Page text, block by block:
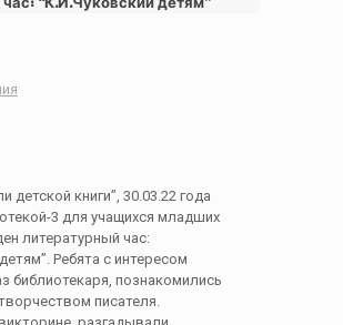
детской книги”, 30.03.22 года
3 для учащихся младших
литературный час:
Ребята с интересом
библиотекаря, познакомились
писателя.